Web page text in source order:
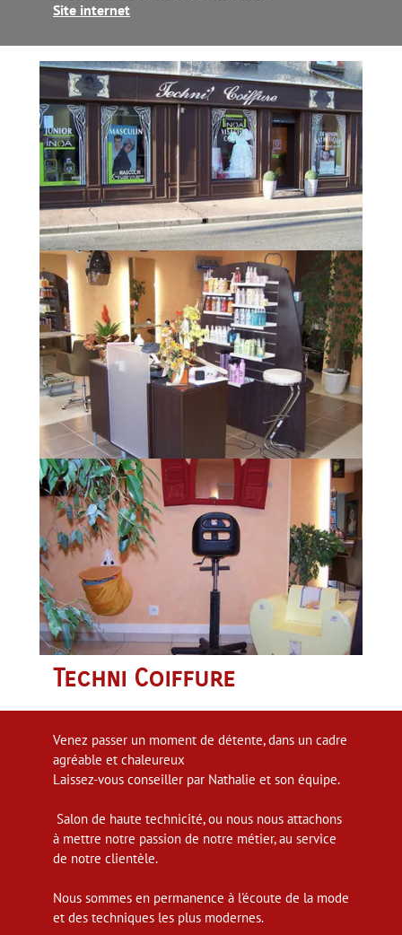
Site internet
Techni Coiffure
Venez passer un moment de détente, dans un cadre
agréable et chaleureux
Laissez-vous conseiller par Nathalie et son équipe.
Salon de haute technicité, ou nous nous attachons
à mettre notre passion de notre métier, au service
de notre clientèle.
Nous sommes en permanence à l'écoute de la mode
et des techniques les plus modernes.